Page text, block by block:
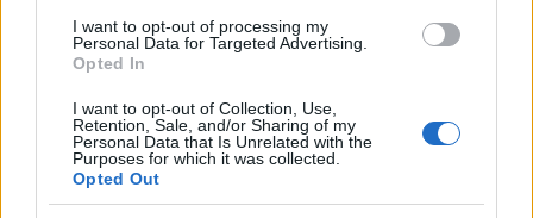
I want to opt-out of processing my
Personal Data for Targeted Advertising.
Opted In
I want to opt-out of Collection, Use,
Retention, Sale, and/or Sharing of my
Personal Data that Is Unrelated with the
Purposes for which it was collected.
Opted Out
ευρώ και θα βάλει σε τάξη το ντουλάπι της
κουζίνας σου